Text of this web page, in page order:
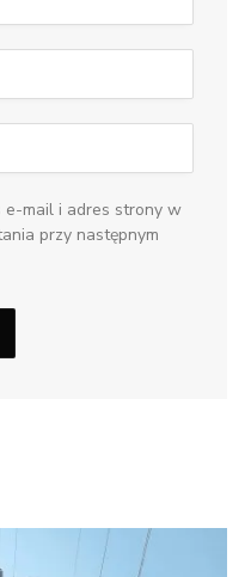
e-mail i adres strony w
przy następnym